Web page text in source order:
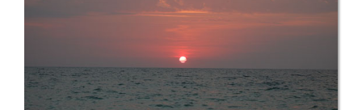
О
Карта
сайта